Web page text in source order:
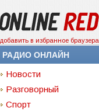
добавить в избранное браузера
РАДИО ОНЛАЙН
Новости
Разговорный
Спорт